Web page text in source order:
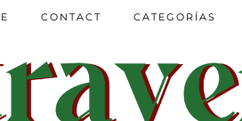
CONTACT CATEGORÍAS